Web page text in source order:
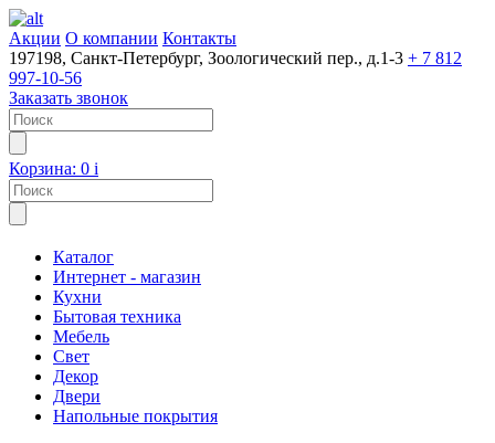
Акции О компании Контакты
197198, Санкт-Петербург, Зоологический пер., д.1-3 + 7 812
997-10-56
Заказать звонок
Корзина: 0 i
Каталог
Интернет - магазин
Кухни
Бытовая техника
Мебель
Свет
Декор
Двери
Напольные покрытия